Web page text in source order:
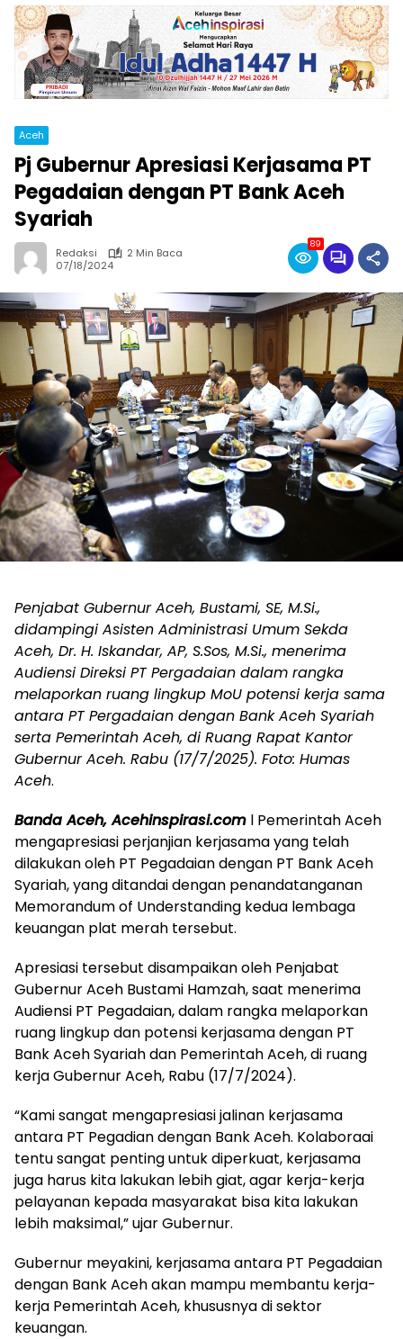
Aceh
Pj Gubernur Apresiasi Kerjasama PT
Pegadaian dengan PT Bank Aceh
Syariah
Redaksi
2 Min Baca
07/18/2024
89
Penjabat Gubernur Aceh, Bustami, SE, M.Si.,
didampingi Asisten Administrasi Umum Sekda
Aceh, Dr. H. Iskandar, AP, S.Sos, M.Si., menerima
Audiensi Direksi PT Pergadaian dalam rangka
melaporkan ruang lingkup MoU potensi kerja sama
antara PT Pergadaian dengan Bank Aceh Syariah
serta Pemerintah Aceh, di Ruang Rapat Kantor
Gubernur Aceh. Rabu (17/7/2025). Foto: Humas
Aceh.
Banda Aceh, Acehinspirasi.com l Pemerintah Aceh
mengapresiasi perjanjian kerjasama yang telah
dilakukan oleh PT Pegadaian dengan PT Bank Aceh
Syariah, yang ditandai dengan penandatanganan
Memorandum of Understanding kedua lembaga
keuangan plat merah tersebut.
Apresiasi tersebut disampaikan oleh Penjabat
Gubernur Aceh Bustami Hamzah, saat menerima
Audiensi PT Pegadaian, dalam rangka melaporkan
ruang lingkup dan potensi kerjasama dengan PT
Bank Aceh Syariah dan Pemerintah Aceh, di ruang
kerja Gubernur Aceh, Rabu (17/7/2024).
“Kami sangat mengapresiasi jalinan kerjasama
antara PT Pegadian dengan Bank Aceh. Kolaboraai
tentu sangat penting untuk diperkuat, kerjasama
juga harus kita lakukan lebih giat, agar kerja-kerja
pelayanan kepada masyarakat bisa kita lakukan
lebih maksimal,” ujar Gubernur.
Gubernur meyakini, kerjasama antara PT Pegadaian
dengan Bank Aceh akan mampu membantu kerja-
kerja Pemerintah Aceh, khususnya di sektor
keuangan.